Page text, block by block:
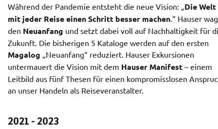
Während der Pandemie entsteht die neue Vision: „ Die Welt
mit jeder Reise einen Schritt besser machen .“ Hauser
den Neuanfang und setzt dabei voll auf Nachhaltigkeit für
Magalog
„Neuanfang“ reduziert. Hauser Exkursionen
untermauert die Vision mit dem Hauser Manifest – einem
Leitbild aus fünf Thesen für einen kompromisslosen
an unser Handeln als Reiseveranstalter.
2021 - 2023